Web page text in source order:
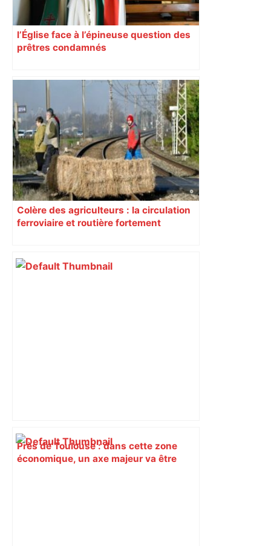
l’Église face à l’épineuse question des
prêtres condamnés
Colère des agriculteurs : la circulation
ferroviaire et routière fortement
Près de Toulouse : dans cette zone
économique, un axe majeur va être